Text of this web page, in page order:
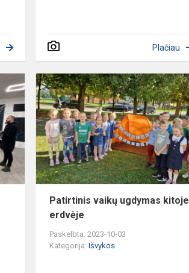
Plačiau
8B,
8D,
8E
klasių
mokiniai
patyriminio
ugdymo
dienoje
,,MAT...Patirtinis vaikų ugdymas kitoje
erdvėje
Paskelbta: 2023-10-03
Kategorija:Išvykos